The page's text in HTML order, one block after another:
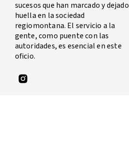
sucesos que han marcado y dejado
huella en la sociedad
regiomontana. El servicio a la
gente, como puente con las
autoridades, es esencial en este
oficio.